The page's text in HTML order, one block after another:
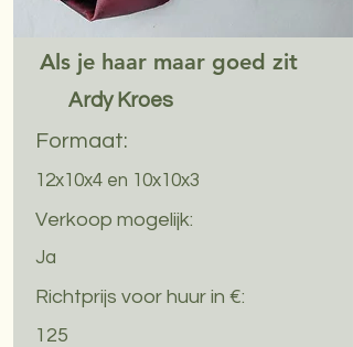
Als je haar maar goed zit
Ardy Kroes
Formaat:
12x10x4 en 10x10x3
Verkoop mogelijk:
Ja
Richtprijs voor huur in €:
125